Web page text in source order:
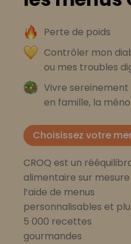
Perte de poids
Contrôler mon
ou mes troubles
Vivre sereinement
en famille, la
Choisissez votre
CROQ est un
alimentaire sur
l’aide de menus
personnalisables et
5 000 recettes
gourmandes